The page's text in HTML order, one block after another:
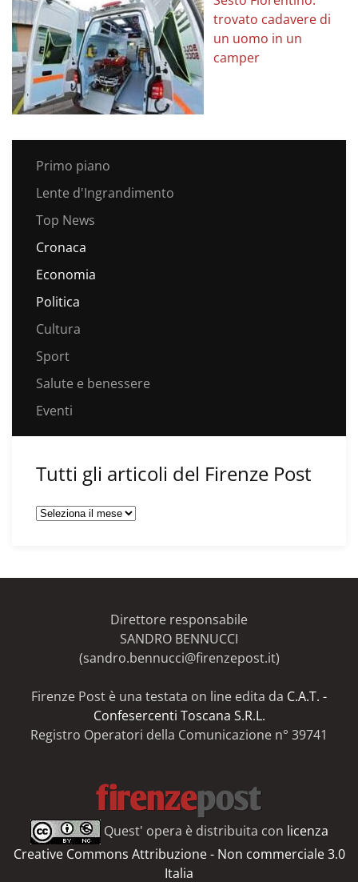
trovato cadavere di
un uomo in un
camper
Primo piano
Lente d'Ingrandimento
Top News
Cronaca
Economia
Politica
Cultura
Sport
Salute e benessere
Eventi
Tutti gli articoli del Firenze Post
Tutti
Direttore responsabile
SANDRO BENNUCCI
(sandro.bennucci@firenzepost.it)
Firenze Post è una testata on line edita da C.A.T. -
Confesercenti Toscana S.R.L.
Registro Operatori della Comunicazione n° 39741
Quest' opera è distribuita con licenza
Creative Commons Attribuzione - Non commerciale 3.0
Italia